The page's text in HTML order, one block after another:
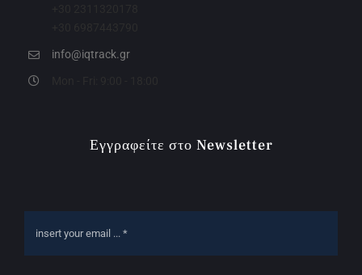
info@iqtrack.gr
Εγγραφείτε στο Newsletter